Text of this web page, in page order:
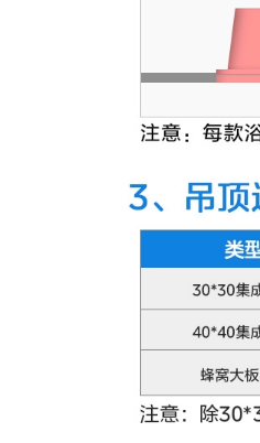
thơm trị liệu tạo ẩm
siêu âm máy xông
tinh dầu gỗ đốt tinh
tích hợp Nhà vệ sinh
Lào -Kiểu trần Bong